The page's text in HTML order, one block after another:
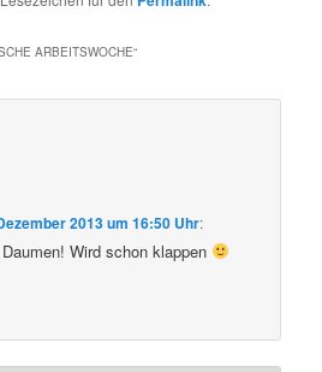
ARBEITSWOCHE“
2013 um 16:50 Uhr:
Wird schon klappen